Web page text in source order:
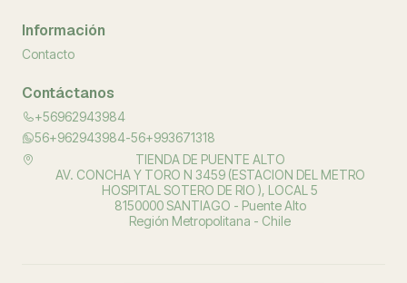
Información
Contacto
Contáctanos
+56962943984
56+962943984-56+993671318
TIENDA DE PUENTE ALTO
AV. CONCHA Y TORO N 3459 (ESTACION DEL METRO
HOSPITAL SOTERO DE RIO ), LOCAL 5
8150000 SANTIAGO - Puente Alto
Región Metropolitana - Chile